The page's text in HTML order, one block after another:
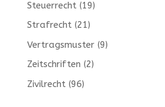
Steuerrecht(19)
Strafrecht(21)
Vertragsmuster(9)
Zeitschriften (2)
Zivilrecht(96)